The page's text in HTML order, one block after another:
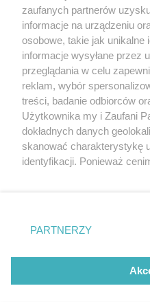
Więcej
Partnerzy
Praca Szczecin
© 2026
zaufanych partnerów
informacje na urządzeniu
osobowe, takie jak unikalne
informacje wysyłane przez
przeglądania w celu
reklam, wybór
treści, badanie odbiorców
Użytkownika my i Zaufani
dokładnych danych
skanować charakterystykę
identyfikacji. Ponieważ
prywatności znajdujący się
. Niektóre rodzaje
takiemu przetwarzaniu.
zastosowania tylko na tej
PARTNERZY